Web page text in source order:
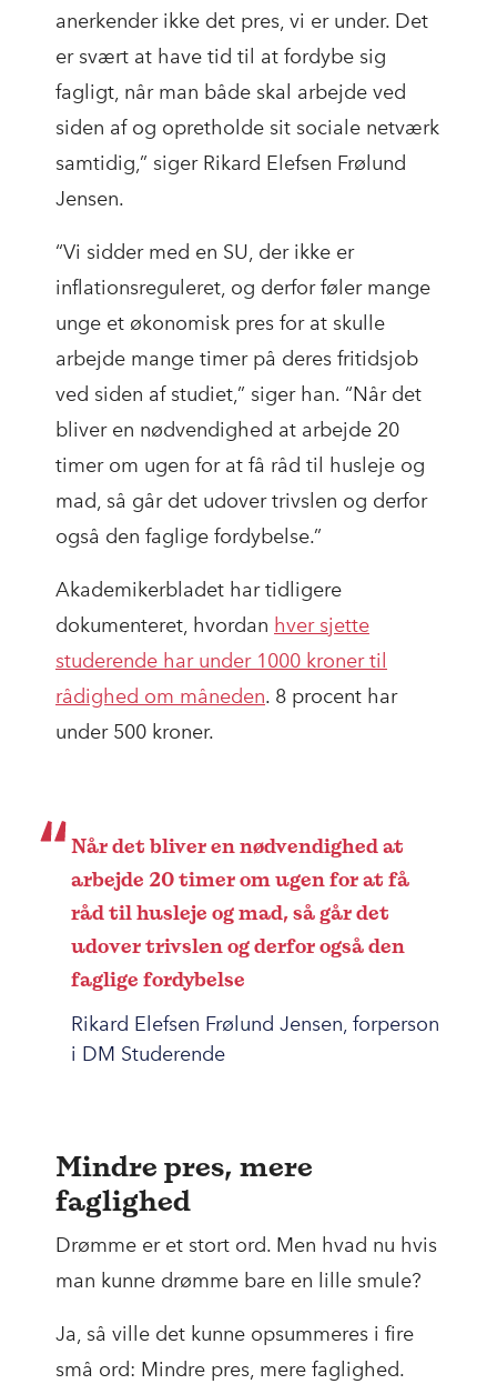
anerkender ikke det pres, vi er under. Det
er svært at have tid til at fordybe sig
fagligt, når man både skal arbejde ved
siden af og opretholde sit sociale netværk
samtidig,” siger Rikard Elefsen Frølund
Jensen.
“Vi sidder med en SU, der ikke er
inflationsreguleret, og derfor føler mange
unge et økonomisk pres for at skulle
arbejde mange timer på deres fritidsjob
ved siden af studiet,” siger han. “Når det
bliver en nødvendighed at arbejde 20
timer om ugen for at få råd til husleje og
mad, så går det udover trivslen og derfor
også den faglige fordybelse.”
Akademikerbladet har tidligere
dokumenteret, hvordan hver sjette
studerende har under 1000 kroner til
rådighed om måneden. 8 procent har
under 500 kroner.
Når det bliver en nødvendighed at
arbejde 20 timer om ugen for at få
råd til husleje og mad, så går det
udover trivslen og derfor også den
faglige fordybelse
Rikard Elefsen Frølund Jensen, forperson
i DM Studerende
Mindre pres, mere
faglighed
Drømme er et stort ord. Men hvad nu hvis
man kunne drømme bare en lille smule?
Ja, så ville det kunne opsummeres i fire
små ord: Mindre pres, mere faglighed.